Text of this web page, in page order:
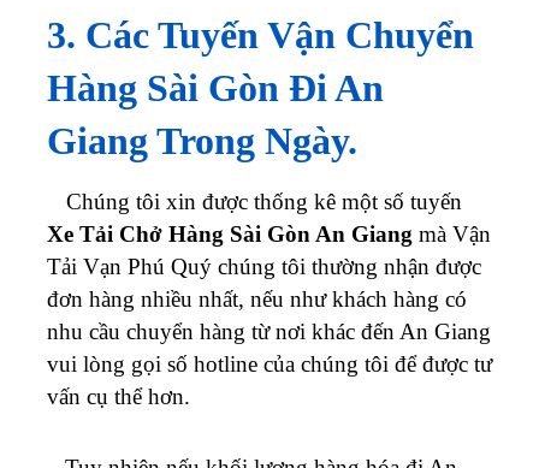
3. Các Tuyến Vận Chuyển
Hàng Sài Gòn Đi An
Giang Trong Ngày.
Chúng tôi xin được thống kê một số tuyến
Xe Tải Chở Hàng Sài Gòn An Giang mà Vận
Tải Vạn Phú Quý chúng tôi thường nhận được
đơn hàng nhiều nhất, nếu như khách hàng có
nhu cầu chuyển hàng từ nơi khác đến An Giang
vui lòng gọi số hotline của chúng tôi để được tư
vấn cụ thể hơn.